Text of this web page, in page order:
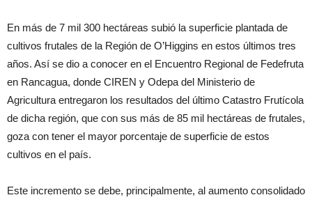
En más de 7 mil 300 hectáreas subió la superficie plantada de
cultivos frutales de la Región de O’Higgins en estos últimos tres
años. Así se dio a conocer en el Encuentro Regional de Fedefruta
en Rancagua, donde CIREN y Odepa del Ministerio de
Agricultura entregaron los resultados del último Catastro Frutícola
de dicha región, que con sus más de 85 mil hectáreas de frutales,
goza con tener el mayor porcentaje de superficie de estos
cultivos en el país.
Este incremento se debe, principalmente, al aumento consolidado